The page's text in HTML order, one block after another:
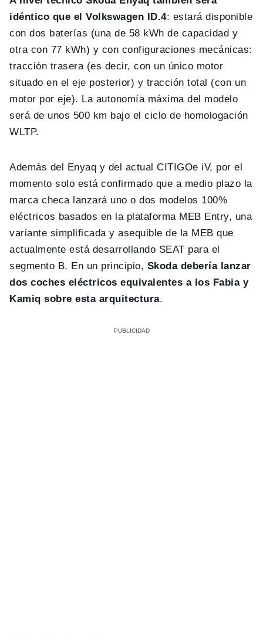
idéntico que el Volkswagen ID.4: estará disponible
con dos baterías (una de 58 kWh de capacidad y
otra con 77 kWh) y con configuraciones mecánicas:
tracción trasera (es decir, con un único motor
situado en el eje posterior) y tracción total (con un
motor por eje). La autonomía máxima del modelo
será de unos 500 km bajo el ciclo de homologación
WLTP.
Además del Enyaq y del actual CITIGOe iV, por el
momento solo está confirmado que a medio plazo la
marca checa lanzará uno o dos modelos 100%
eléctricos basados en la plataforma MEB Entry, una
variante simplificada y asequible de la MEB que
actualmente está desarrollando SEAT para el
segmento B. En un principio, Skoda debería lanzar
dos coches eléctricos equivalentes a los Fabia y
Kamiq sobre esta arquitectura.